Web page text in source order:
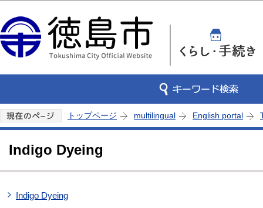
トップページ multilingual English portal
Indigo Dyeing
Indigo Dyeing